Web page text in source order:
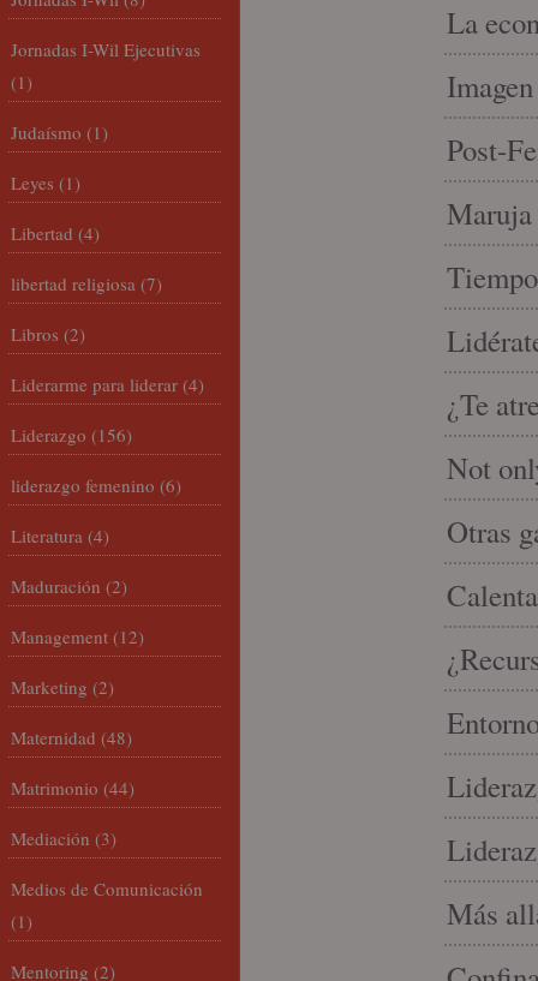
La
Post-
Maruja
¿Te
Not
Otras
Más
Jornadas I-Wil Ejecutivas
(1)
Judaísmo (1)
Leyes (1)
Libertad (4)
libertad religiosa (7)
Libros (2)
Liderarme para liderar (4)
Liderazgo (156)
liderazgo femenino (6)
Literatura (4)
Maduración (2)
Management (12)
Marketing (2)
Maternidad (48)
Matrimonio (44)
Mediación (3)
Medios de Comunicación
(1)
Mentoring (2)